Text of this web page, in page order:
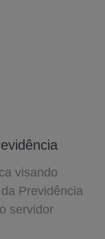
visando
Previdência
servidor